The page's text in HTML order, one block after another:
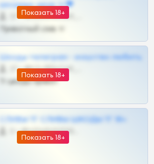
Показать 18+
шкодных шкур тг❤
57 •
Приватный слив тг
Показать 18+
Шкоды телеграм - искуство любить
27 •
Тг шкоды приват
Показать 18+
СЛИВЫ ТГ СЛИВЫ ШКОДЫ ТГ 18+
0 •